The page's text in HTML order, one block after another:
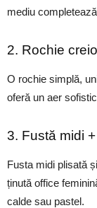
mediu
2. Rochie
O rochie simplă,
oferă un aer
3. Fustă midi
Fusta midi plisată
ținută office
calde sau pastel.